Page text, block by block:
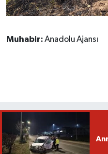
Muhabir: Anadolu Ajansı